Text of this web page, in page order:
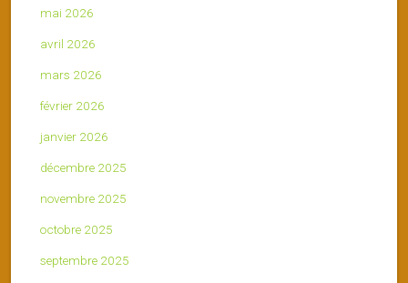
mai 2026
avril 2026
mars 2026
février 2026
janvier 2026
décembre 2025
novembre 2025
octobre 2025
septembre 2025